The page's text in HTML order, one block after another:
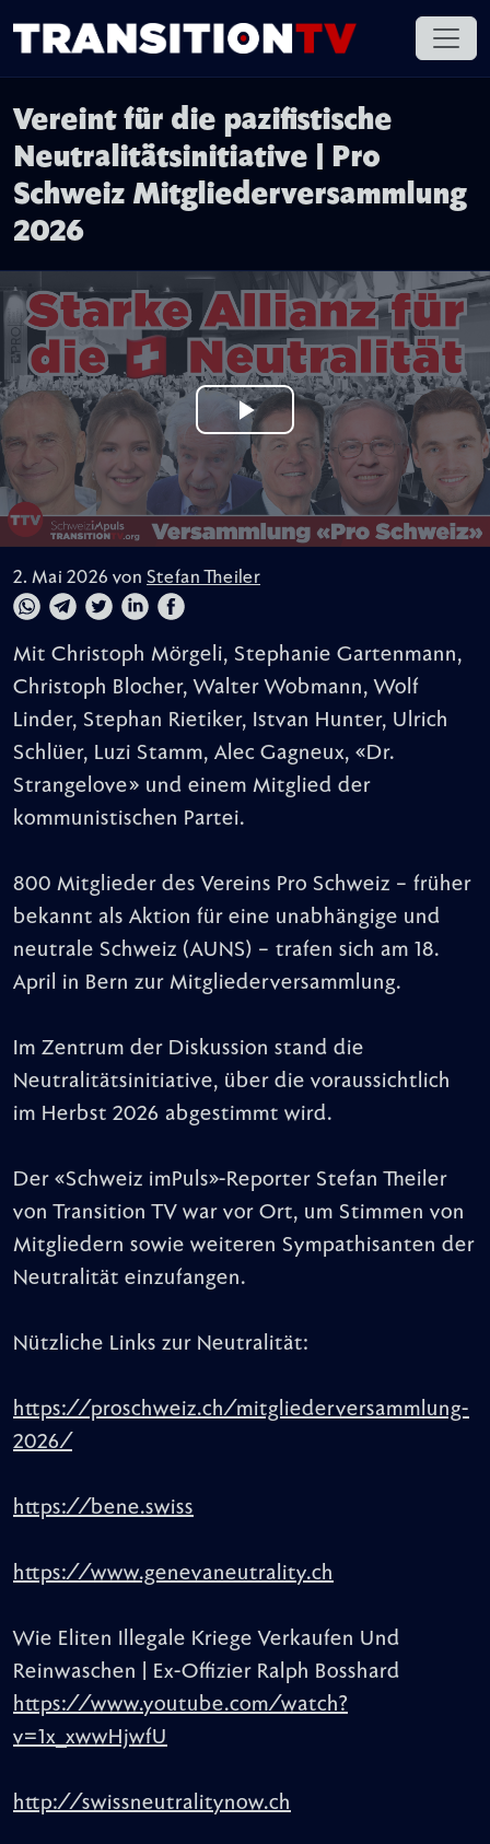
Vereint für die pazifistische
Neutralitätsinitiative | Pro
Schweiz Mitgliederversammlung
2026
2. Mai 2026 von Stefan Theiler
Mit Christoph Mörgeli, Stephanie Gartenmann,
Christoph Blocher, Walter Wobmann, Wolf
Linder, Stephan Rietiker, Istvan Hunter, Ulrich
Schlüer, Luzi Stamm, Alec Gagneux, «Dr.
Strangelove» und einem Mitglied der
kommunistischen Partei.
800 Mitglieder des Vereins Pro Schweiz – früher
bekannt als Aktion für eine unabhängige und
neutrale Schweiz (AUNS) – trafen sich am 18.
April in Bern zur Mitgliederversammlung.
Im Zentrum der Diskussion stand die
Neutralitätsinitiative, über die voraussichtlich
im Herbst 2026 abgestimmt wird.
Der «Schweiz imPuls»-Reporter Stefan Theiler
von Transition TV war vor Ort, um Stimmen von
Mitgliedern sowie weiteren Sympathisanten der
Neutralität einzufangen.
Nützliche Links zur Neutralität:
https://proschweiz.ch/mitgliederversammlung-
2026/
https://bene.swiss
https://www.genevaneutrality.ch
Wie Eliten Illegale Kriege Verkaufen Und
Reinwaschen | Ex-Offizier Ralph Bosshard
https://www.youtube.com/watch?
v=1x_xwwHjwfU
http://swissneutralitynow.ch